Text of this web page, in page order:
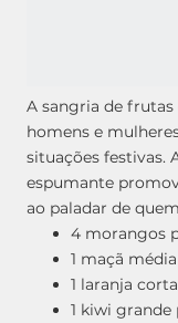
A sangria de
homens e
situações festivas.
espumante
ao paladar de
4 morangos
1 maçã
1 laranja
1 kiwi grande